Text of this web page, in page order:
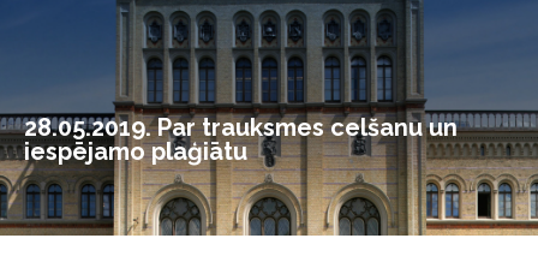
28.05.2019. Par trauksmes celšanu un
iespējamo plaģiātu